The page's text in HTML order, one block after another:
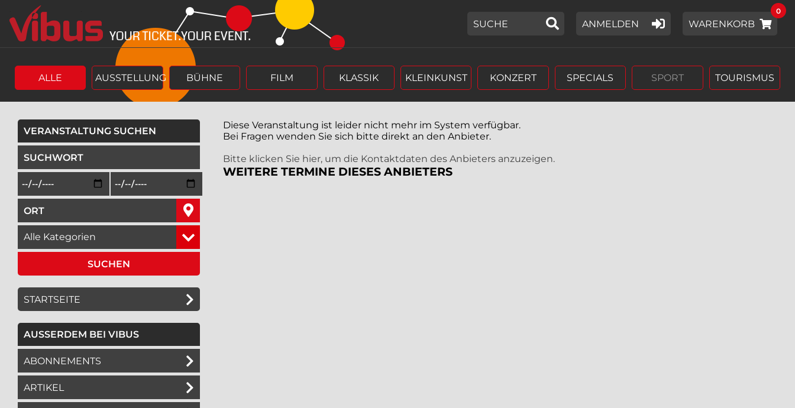
Springe
zum
Hauptinhalt
zum
Menü
GEBEN SIE HIER EIN SUCHWORT EIN,
ANMELDEN WARENKORB
0
ALLE AUSSTELLUNG BÜHNE FILM KLASSIK KLEINKUNST KONZERT SPECIALS SPORT TOURISMUS
VERANSTALTUNG SUCHEN
Beginn des Suchzeitraums in der Form Tag, Monat, Jahr (4 stellig),
Ende des Suchzeitraums in der Form Tag, Monat, Jahr (4 stellig),
geben Sie den Ort ein, in dem Sie suchen wollen,
wählen Sie eine Veranstaltungskategorie aus,
STARTSEITE
AUSSERDEM BEI VIBUS
ABONNEMENTS
ARTIKEL
Diese Veranstaltung ist leider nicht mehr im System verfügbar.
Bei Fragen wenden Sie sich bitte direkt an den Anbieter.
Bitte klicken Sie hier, um die Kontaktdaten des Anbieters anzuzeigen.
WEITERE TERMINE DIESES ANBIETERS